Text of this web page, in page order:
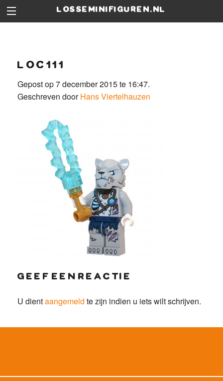
losseminifiguren.nl
loc111
Gepost op 7 december 2015 te 16:47.
Geschreven doorHans Viertelhauzen
geef een reactie
U dientaangemeld te zijn indien u iets wilt schrijven.